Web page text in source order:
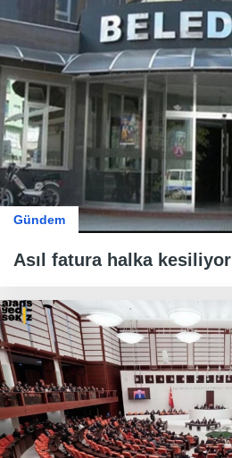
Gündem
Asıl fatura halka kesiliyor